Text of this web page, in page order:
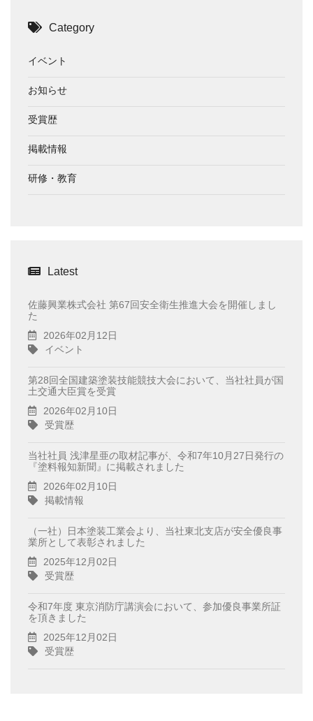
Category
イベント
お知らせ
受賞歴
掲載情報
研修・教育
Latest
佐藤興業株式会社 第67回安全衛生推進大会を開催しまし
た
2026年02月12日
イベント
第28回全国建築塗装技能競技大会において、当社社員が国
土交通大臣賞を受賞
2026年02月10日
受賞歴
当社社員 浅津星亜の取材記事が、令和7年10月27日発行の
『塗料報知新聞』に掲載されました
2026年02月10日
掲載情報
（一社）日本塗装工業会より、当社東北支店が安全優良事
業所として表彰されました
2025年12月02日
受賞歴
令和7年度 東京消防庁講演会において、参加優良事業所証
を頂きました
2025年12月02日
受賞歴